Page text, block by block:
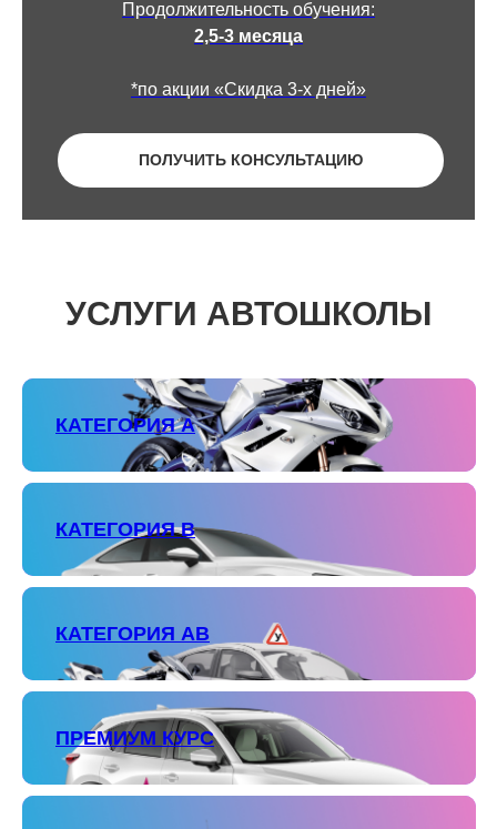
Продолжительность обучения:
2,5-3 месяца
*по акции «Скидка 3-х дней»
ПОЛУЧИТЬ КОНСУЛЬТАЦИЮ
УСЛУГИ АВТОШКОЛЫ
КАТЕГОРИЯ А
КАТЕГОРИЯ В
КАТЕГОРИЯ АВ
ПРЕМИУМ КУРС